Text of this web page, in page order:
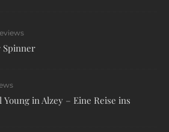
Spinner
Young in Alzey – Eine Reise ins